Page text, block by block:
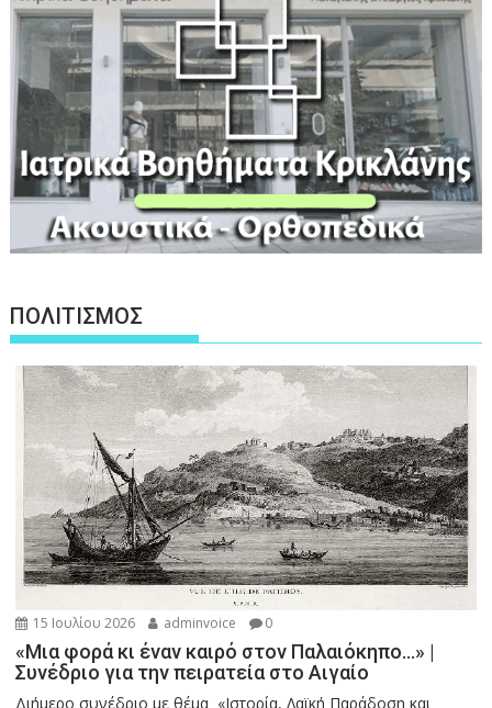
ΠΟΛΙΤΙΣΜΟΣ
15 Ιουλίου 2026 adminvoice 0
«Μια φορά κι έναν καιρό στον Παλαιόκηπο…» |
Συνέδριο για την πειρατεία στο Αιγαίο
Διήμερο συνέδριο με θέμα «Ιστορία, Λαϊκή Παράδοση και